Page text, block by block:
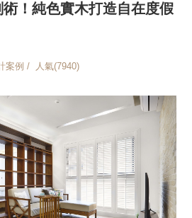
！純色實木打造自在度假
案例 / 人氣(7940)